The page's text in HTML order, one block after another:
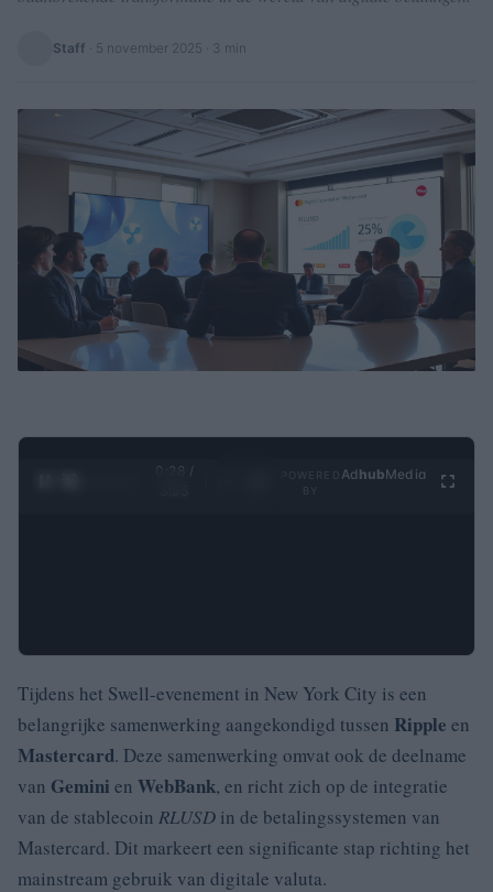
Staff 5 november 2025 · 3 min
0:29 /
Ad hubMedia
Tijdens het Swell-evenement in New York City is een
belangrijke samenwerking aangekondigd tussen Ripple en
Mastercard. Deze samenwerking omvat ook de deelname
van Gemini en WebBank, en richt zich op de integratie
van de stablecoin RLUSD in de betalingssystemen van
Mastercard. Dit markeert een significante stap richting het
mainstream gebruik van digitale valuta.